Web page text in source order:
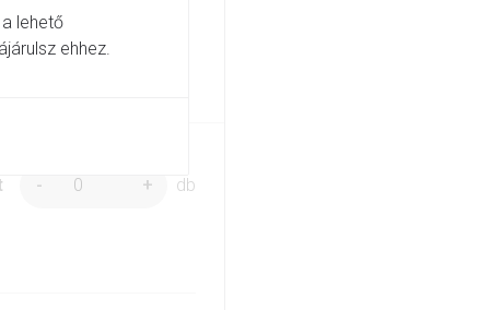
- + db
lehető
ehhez.